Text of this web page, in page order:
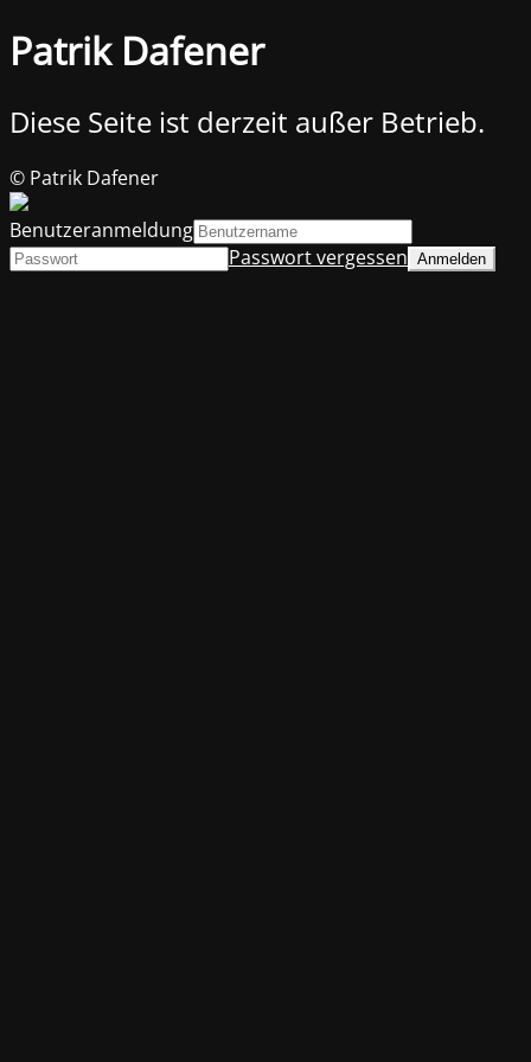
Patrik Dafener
Diese Seite ist derzeit außer Betrieb.
© Patrik Dafener
Benutzeranmeldung
Passwort vergessen